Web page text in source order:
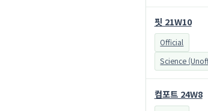
핏 21W10
Official
Science
컴포트 24W8